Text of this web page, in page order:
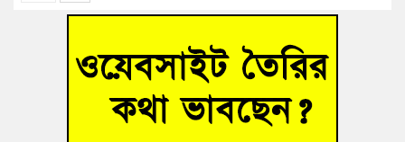
গ্রিসে দুই শতাধিক অভিবাসী উদ্ধার, বেশিরভাগই বাংলাদেশি
বুড়িচংয়ে নিখোঁজের ৩ দিন পর ফিশারির পুকুরে রিকশাচালকের মরদেহ
“স্পেশাল ট্রাইব্যুনালে জুলাই গণহত্যার বিচার করেন, জনগণ আপনাদের